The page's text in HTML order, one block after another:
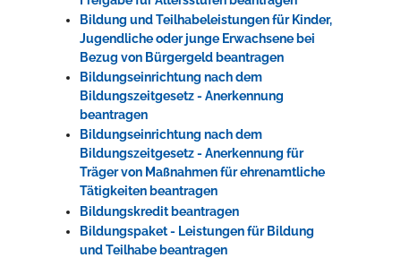
Bildung und Teilhabeleistungen für Kinder,
Jugendliche oder junge Erwachsene bei
Bezug von Bürgergeld beantragen
Bildungseinrichtung nach dem
Bildungszeitgesetz - Anerkennung
beantragen
Bildungseinrichtung nach dem
Bildungszeitgesetz - Anerkennung für
Träger von Maßnahmen für ehrenamtliche
Tätigkeiten beantragen
Bildungskredit beantragen
Bildungspaket - Leistungen für Bildung
und Teilhabe beantragen